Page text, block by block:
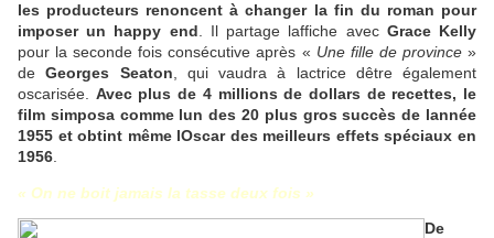
les producteurs renoncent à changer la fin du roman pour
imposer un happy end . Il partage laffiche avec Grace Kelly
pour la seconde fois consécutive après « Une fille de province»
deGeorges Seaton , qui vaudra à lactrice dêtre également
oscarisée. Avec plus de 4 millions de dollars de recettes, le
film simposa comme lun des 20 plus gros succès de lannée
1955 et obtint même lOscar des meilleurs effets spéciaux en
1956
« On ne boit jamais la tasse deux fois »
De